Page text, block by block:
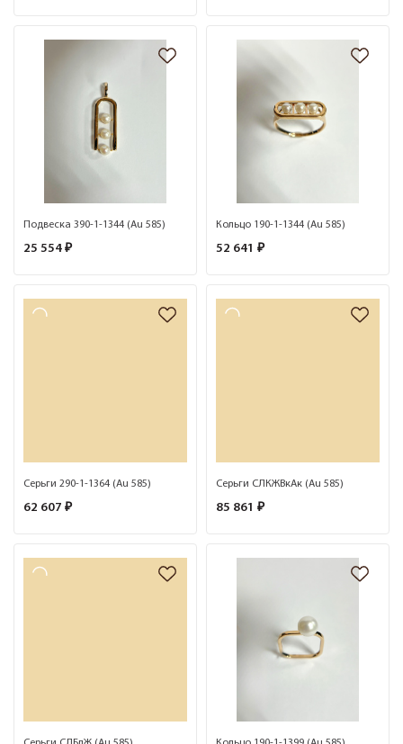
Подвеска 390-1-1344 (Au 585)
25 554 ₽
Кольцо 190-1-1344 (Au 585)
52 641 ₽
Серьги 290-1-1364 (Au 585)
62 607 ₽
Серьги CЛКЖВкАк (Au 585)
85 861 ₽